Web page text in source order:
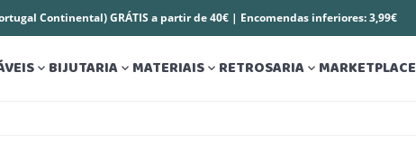
Continental) GRÁTIS a partir de 40€ | Encomendas inferiores: 3,99€
 BIJUTARIA MATERIAIS RETROSARIA MARKETPLACE